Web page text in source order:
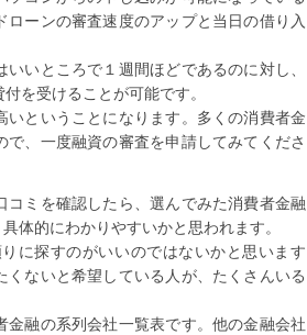
ーンの審査速度のアップと当日の借り入
いところで１週間ほどであるのに対し、
を受けることが可能です。
ということになります。多くの消費者金
、一度融資の審査を申請してみてくださ
ミを確認したら、選んでみた消費者金融
体的にわかりやすいかと思われます。
に探すのがいいのではないかと思います
ないと希望している人が、たくさんいる
融の系列会社一覧表です。他の金融会社